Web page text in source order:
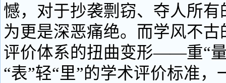
憾，对于抄袭剽窃、夺人所有
为更是深恶痛绝。而学风不
评价体系的扭曲变形——重“量
“表”轻“里”的学术评价标准，